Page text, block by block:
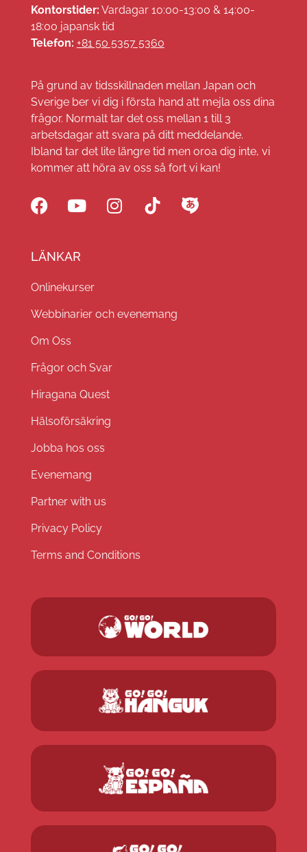
Kontorstider: Vardagar 10:00-13:00 & 14:00-
18:00 japansk tid
Telefon: +81 50 5357 5360
På grund av tidsskillnaden mellan Japan och
Sverige ber vi dig i första hand att mejla oss dina
frågor. Normalt tar det oss mellan 1 till 3
arbetsdagar att svara på ditt meddelande.
Ibland tar det lite längre tid men oroa dig inte, vi
kommer att höra av oss så fort vi kan!
LÄNKAR
Onlinekurser
Webbinarier och evenemang
Om Oss
Frågor och Svar
Hiragana Quest
Hälsoförsäkring
Jobba hos oss
Evenemang
Partner with us
Privacy Policy
Terms and Conditions